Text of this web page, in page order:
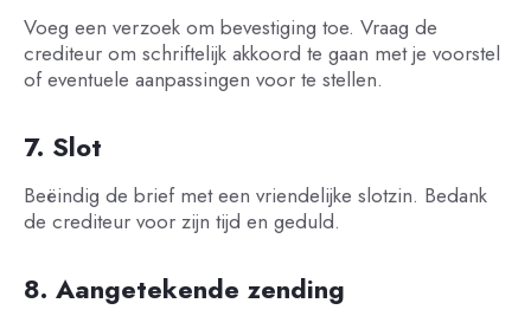
Voeg een verzoek om bevestiging toe. Vraag de
crediteur om schriftelijk akkoord te gaan met je voorstel
of eventuele aanpassingen voor te stellen.
7. Slot
Beëindig de brief met een vriendelijke slotzin. Bedank
de crediteur voor zijn tijd en geduld.
8. Aangetekende zending